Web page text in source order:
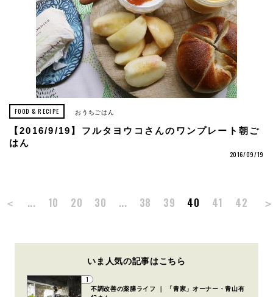
FOOD & RECIPE おうちごはん
【2016/9/19】フルタヨウコさんのワンプレート朝ご
はん
2016/09/19
＜ ... 10 20 30 ... 38 39 40 41 42
いま人気の記事はこちら
1
不調改善の薬膳ライフ ｜ 「青家」オーナー・青山有